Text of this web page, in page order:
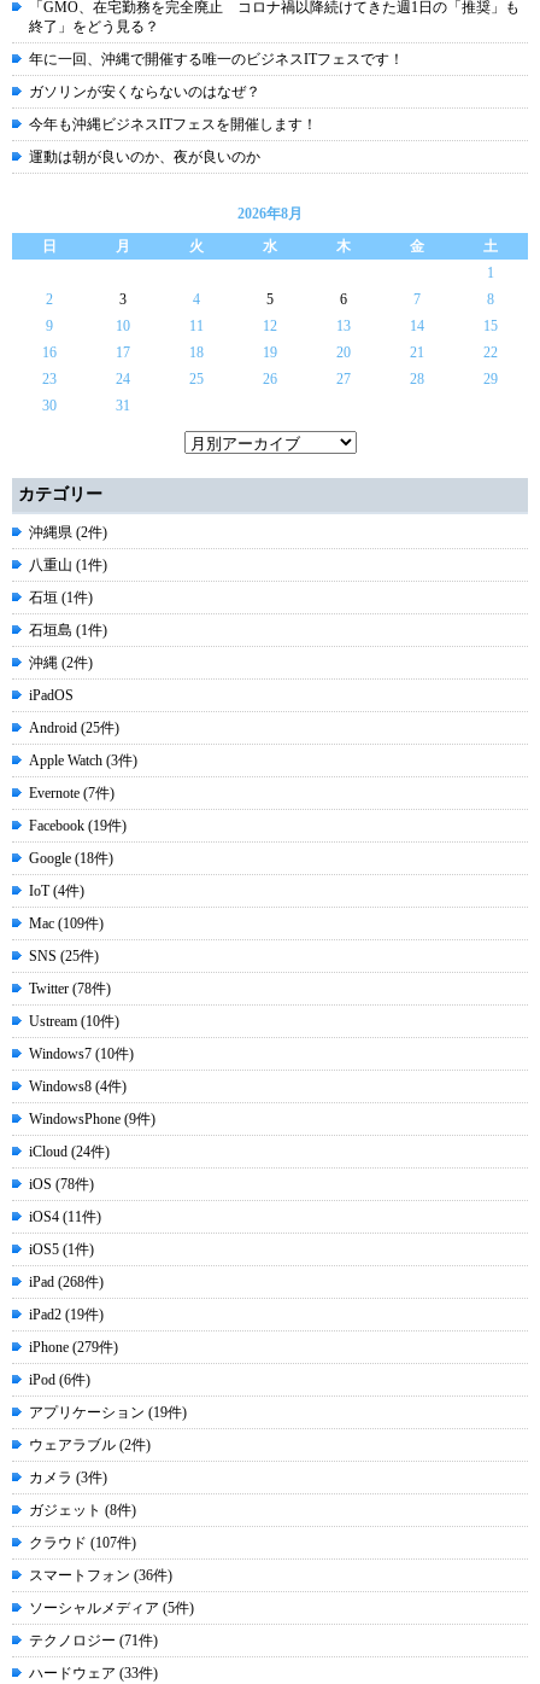
「GMO、在宅勤務を完全廃止 コロナ禍以降続けてきた週1日の「推奨」も
終了」をどう見る？
年に一回、沖縄で開催する唯一のビジネスITフェスです！
ガソリンが安くならないのはなぜ？
今年も沖縄ビジネスITフェスを開催します！
運動は朝が良いのか、夜が良いのか
2026年8月
日
月 火 水 木 金
土
1
2
3 4 5 6 7
8
9
10 11 12 13 14
15
16
17 18 19 20 21
22
23
24 25 26 27 28
29
30
31
カテゴリー
沖縄県 (2件)
八重山 (1件)
石垣 (1件)
石垣島 (1件)
沖縄 (2件)
iPadOS
Android (25件)
Apple Watch (3件)
Evernote (7件)
Facebook (19件)
Google (18件)
IoT (4件)
Mac (109件)
SNS (25件)
Twitter (78件)
Ustream (10件)
Windows7 (10件)
Windows8 (4件)
WindowsPhone (9件)
iCloud (24件)
iOS (78件)
iOS4 (11件)
iOS5 (1件)
iPad (268件)
iPad2 (19件)
iPhone (279件)
iPod (6件)
アプリケーション (19件)
ウェアラブル (2件)
カメラ (3件)
ガジェット (8件)
クラウド (107件)
スマートフォン (36件)
ソーシャルメディア (5件)
テクノロジー (71件)
ハードウェア (33件)